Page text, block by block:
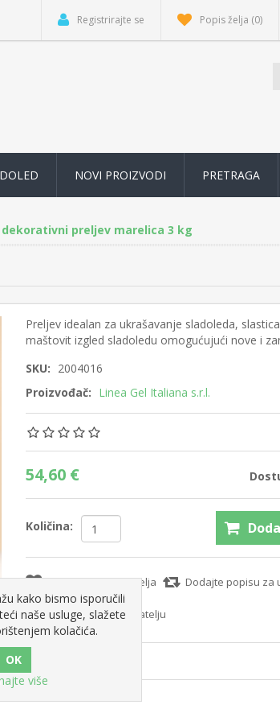
Registrirajte se Popis želja (0)
NOVI PROIZVODI PRETRAGA
dekorativni preljev marelica 3 kg
Preljev idealan za ukrašavanje sladoleda,
maštovit izgled sladoledu omogućujući nove i
SKU: 2004016
Proizvođač: Linea Gel Italiana s.r.l.
54,60 €
Količina:
Dodajte na popis želja Dodajte popisu za
Pošaljite e-mail prijatelju
kako bismo isporučili
naše usluge, slažete
kolačića.
više